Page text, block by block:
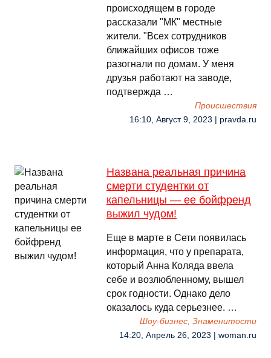
происходящем в городе
рассказали "МК" местные
жители. "Всех сотрудников
ближайших офисов тоже
разогнали по домам. У меня
друзья работают на заводе,
подтвержда …
Происшествия
16:10, Август 9, 2023 | pravda.ru
Названа реальная причина
смерти студентки от
капельницы — ее бойфренд
выжил чудом!
Еще в марте в Сети появилась
информация, что у препарата,
который Анна Коляда ввела
себе и возлюбленному, вышел
срок годности. Однако дело
оказалось куда серьезнее. …
Шоу-бизнес, Знаменитости
14:20, Апрель 26, 2023 | woman.ru